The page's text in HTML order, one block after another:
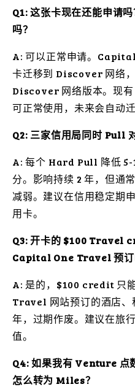
Q1: 这张卡现在还能申请
吗？
A: 可以正常申请。
卡迁移到 Discover 网络
Discover 网络版本。现
可正常使用，未来会自动
Q2: 三家信用局同时 Pull
A: 每个 Hard Pull 降低 5-
分。影响持续 2 年，但通
减弱。建议在信用稳定期
用卡。
Q3: 开卡的 $100 Travel
Capital One Travel 预订
A: 是的，$100 credit 只
Travel 网站预订的酒店、
年，过期作废。建议在旅
值。
Q4: 如果我有 Venture
怎么转为 Miles？